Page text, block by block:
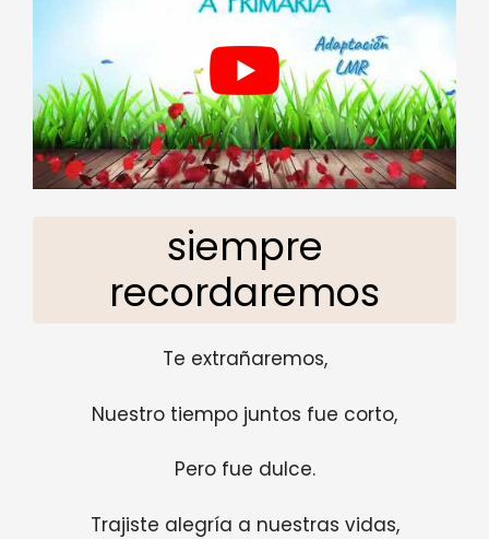
siempre
recordaremos
Te extrañaremos,
Nuestro tiempo juntos fue corto,
Pero fue dulce.
Trajiste alegría a nuestras vidas,